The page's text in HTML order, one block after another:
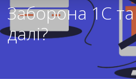
Заборона 1С
далі?